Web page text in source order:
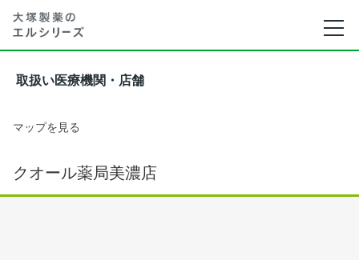
取扱い医療機関・店舗
マップを見る
クオール薬局美濃店